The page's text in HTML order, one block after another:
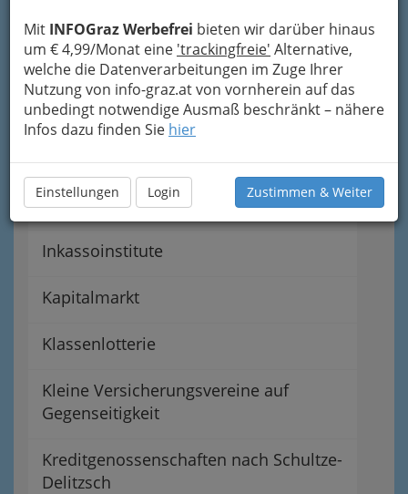
Mit INFOGraz Werbefrei bieten wir darüber hinaus
um € 4,99/Monat eine 'trackingfreie' Alternative,
welche die Datenverarbeitungen im Zuge Ihrer
Nutzung von info-graz.at von vornherein auf das
unbedingt notwendige Ausmaß beschränkt – nähere
Infos dazu finden Sie hier
Einstellungen Login Zustimmen & Weiter
Banken und Bankiers
Bausparvermittler
Bankomatstandorte
Geld & Kreditvermittler
Hypothekenbanken
Inkassoinstitute
Kapitalmarkt
Klassenlotterie
Kleine Versicherungsvereine auf
Gegenseitigkeit
Kreditgenossenschaften nach Schultze-
Delitzsch